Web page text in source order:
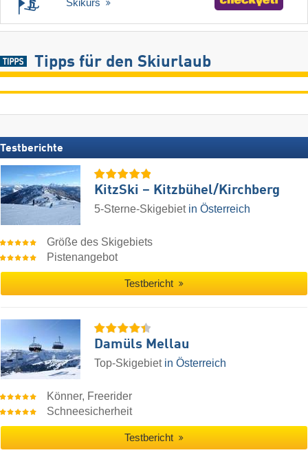
Skikurs
Tipps für den Skiurlaub
Testberichte
KitzSki – Kitzbühel/​Kirchberg
5-Sterne-Skigebiet in Österreich
Größe des Skigebiets
Pistenangebot
Testbericht
Damüls Mellau
Top-Skigebiet in Österreich
Könner, Freerider
Schneesicherheit
Testbericht